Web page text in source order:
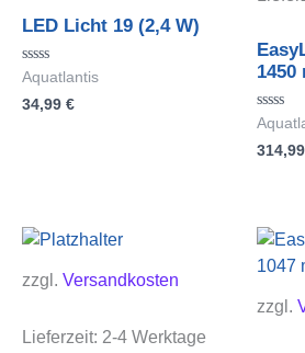
LED Licht 19 (2,4 W)
Bewertet
mit
0
Aquatlantis
34,99 €
1450
mit
0
314,99
zzgl. Versandkosten
Lieferzeit: 2-4 Werktage
zzgl.